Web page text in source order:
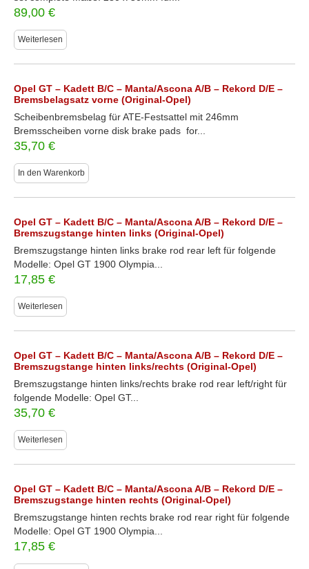
89,00 €
Weiterlesen
Opel GT – Kadett B/C – Manta/Ascona A/B – Rekord D/E –
Bremsbelagsatz vorne (Original-Opel)
Scheibenbremsbelag für ATE-Festsattel mit 246mm
Bremsscheiben vorne disk brake pads for...
35,70 €
In den Warenkorb
Opel GT – Kadett B/C – Manta/Ascona A/B – Rekord D/E –
Bremszugstange hinten links (Original-Opel)
Bremszugstange hinten links brake rod rear left für folgende
Modelle: Opel GT 1900 Olympia...
17,85 €
Weiterlesen
Opel GT – Kadett B/C – Manta/Ascona A/B – Rekord D/E –
Bremszugstange hinten links/rechts (Original-Opel)
Bremszugstange hinten links/rechts brake rod rear left/right für
folgende Modelle: Opel GT...
35,70 €
Weiterlesen
Opel GT – Kadett B/C – Manta/Ascona A/B – Rekord D/E –
Bremszugstange hinten rechts (Original-Opel)
Bremszugstange hinten rechts brake rod rear right für folgende
Modelle: Opel GT 1900 Olympia...
17,85 €